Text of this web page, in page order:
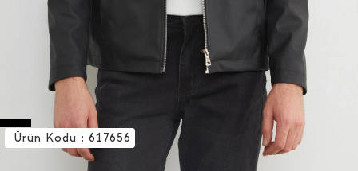
Ürün Kodu : 617656